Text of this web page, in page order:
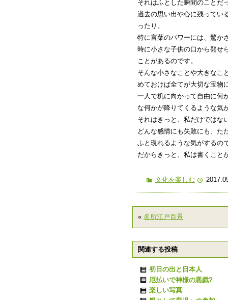
それはふとした瞬間のことだ
過去の思い出や心に残ってい
ったり。
特に言葉のパワーには、驚か
時に小さな子供の口から発せ
ことがあるのです。
そんな小さなことや大きなこ
めておけば全てが大切な宝物
一人で机に向かって自由に何
な何かが降りてくるような気
それはきっと、私だけではな
どんな感情にも失敗にも、た
ふと現れるような気がするの
だからきっと、私は書くこと
文化を楽しむ
« 名所江戸百景
関連する投稿
初日の出と日本人
厄払いで神様の悪戯?
楽しい写真